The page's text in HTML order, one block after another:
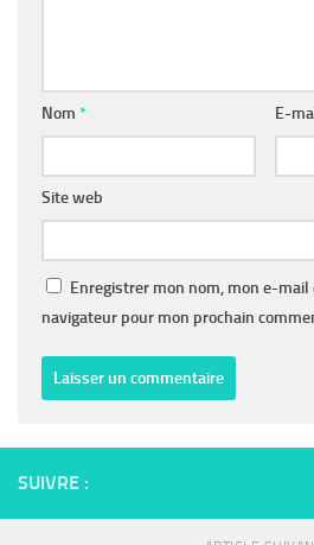
Nom * E-
Site web
Enregistrer mon nom, mon e-
navigateur pour mon prochain
SUIVRE :